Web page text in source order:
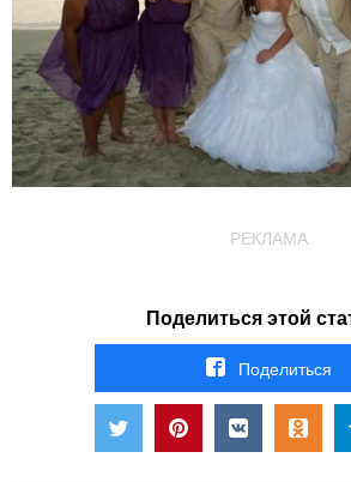
РЕКЛАМА
Поделиться этой
Поделиться